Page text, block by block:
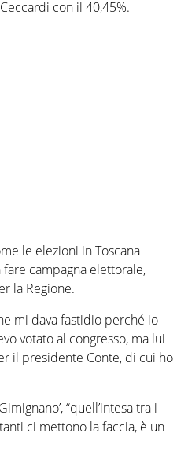
con il 40,45%.
le elezioni in Toscana
campagna elettorale,
la Regione.
mi dava fastidio perché io
votato al congresso, ma lui
il presidente Conte, di cui ho
“quell’intesa tra i
ci mettono la faccia, è un